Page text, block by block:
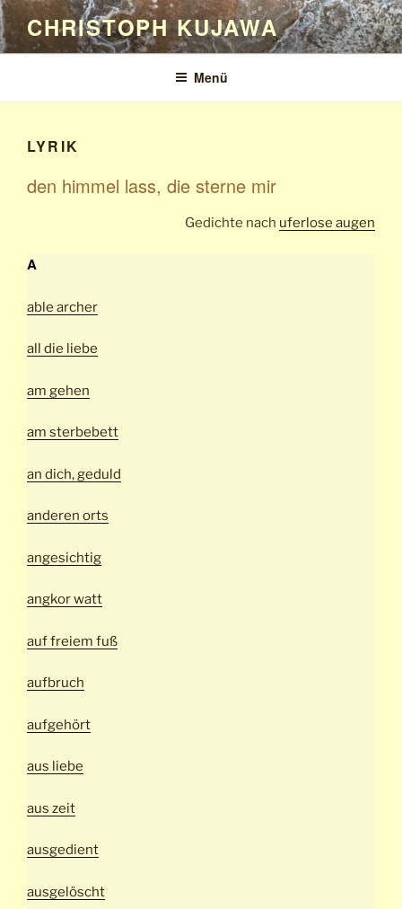
Zum
Inhalt
springen
CHRISTOPH KUJAWA
Menü
LYRIK
den himmel lass, die sterne mir
Gedichte nach uferlose augen
A
able archer
all die liebe
am gehen
am sterbebett
an dich, geduld
anderen orts
angesichtig
angkor watt
auf freiem fuß
aufbruch
aufgehört
aus liebe
aus zeit
ausgedient
ausgelöscht